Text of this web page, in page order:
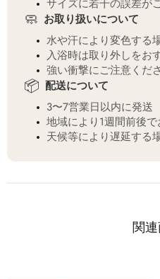
サイズに若干の誤差が
🧼 お取り扱いについて
水や汗により変色する
入浴時は取り外しをお
強い衝撃にご注意くだ
📦 配送について
3〜7営業日以内に発送
地域により1週間前後
天候等により遅延する
関